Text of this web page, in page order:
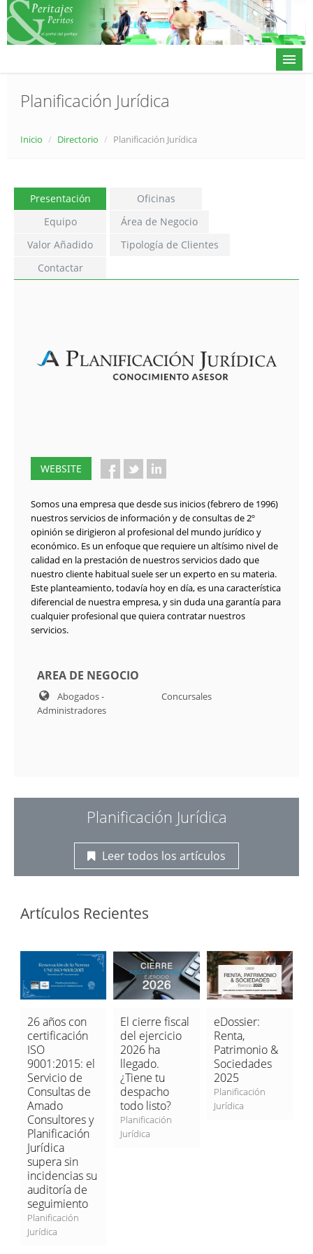
Contacto
Planificación Jurídica
Inicio / Directorio / Planificación Jurídica
Presentación
Oficinas
Equipo
Área de Negocio
Valor Añadido
Tipología de Clientes
Contactar
WEBSITE
Somos una empresa que desde sus inicios (febrero de 1996)
nuestros servicios de información y de consultas de 2º
opinión se dirigieron al profesional del mundo jurídico y
económico. Es un enfoque que requiere un altísimo nivel de
calidad en la prestación de nuestros servicios dado que
nuestro cliente habitual suele ser un experto en su materia.
Este planteamiento, todavía hoy en día, es una característica
diferencial de nuestra empresa, y sin duda una garantía para
cualquier profesional que quiera contratar nuestros
servicios.
AREA DE NEGOCIO
Abogados -
Administradores
Concursales
Planificación Jurídica
Leer todos los artículos
Artículos Recientes
26 años con
certificación
ISO
9001:2015: el
Servicio de
Consultas de
Amado
Consultores y
Planificación
Jurídica
supera sin
incidencias su
auditoría de
seguimiento
Planificación
Jurídica
El cierre fiscal
del ejercicio
2026 ha
llegado.
¿Tiene tu
despacho
todo listo?
Planificación
Jurídica
eDossier:
Renta,
Patrimonio &
Sociedades
2025
Planificación
Jurídica